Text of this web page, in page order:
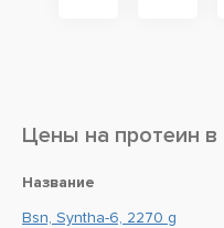
Цены на протеин в
Название
Bsn, Syntha-6, 2270 g